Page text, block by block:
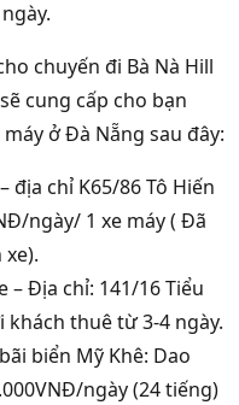
chuyến đi Bà Nà Hill
cung cấp cho bạn
ở Đà Nẵng sau đây:
địa chỉ K65/86 Tô Hiến
ngày/ 1 xe máy ( Đã
– Địa chỉ: 141/16 Tiểu
khách thuê từ 3-4 ngày.
biển Mỹ Khê: Dao
ngày (24 tiếng)